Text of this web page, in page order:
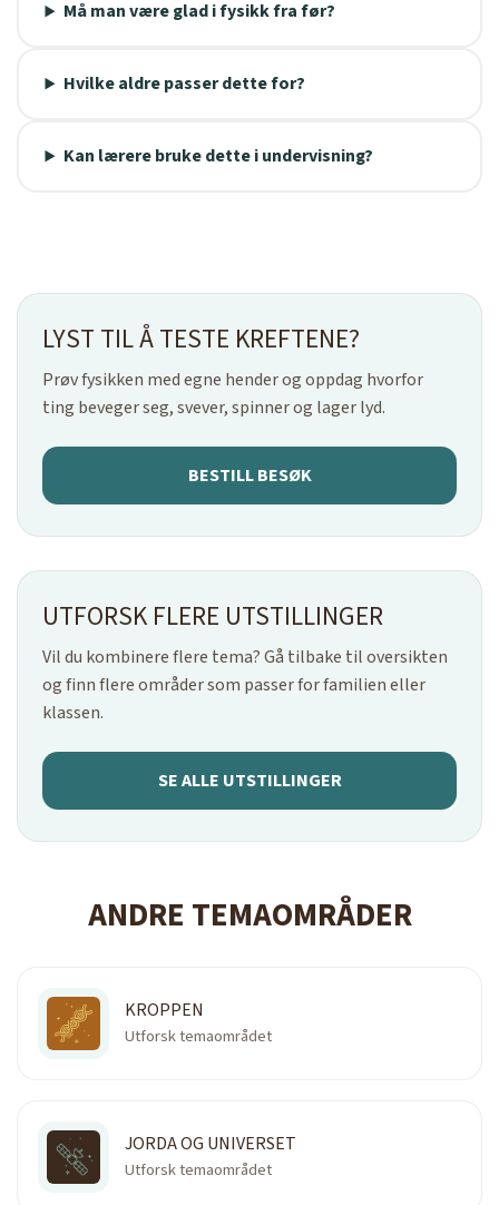
Må man være glad i fysikk fra før?
Hvilke aldre passer dette for?
Kan lærere bruke dette i undervisning?
LYST TIL Å TESTE KREFTENE?
Prøv fysikken med egne hender og oppdag hvorfor
ting beveger seg, svever, spinner og lager lyd.
BESTILL BESØK
UTFORSK FLERE UTSTILLINGER
Vil du kombinere flere tema? Gå tilbake til oversikten
og finn flere områder som passer for familien eller
klassen.
SE ALLE UTSTILLINGER
ANDRE TEMAOMRÅDER
KROPPEN
Utforsk temaområdet
JORDA OG UNIVERSET
Utforsk temaområdet